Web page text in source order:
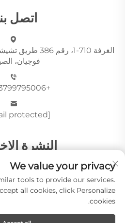
اتصل
الغرفة 710-1،
فوجيان،
+86-13799795006
[email protected]
النشرة
أرسِل
We value your privacy
tools to provide our services.
all cookies, click Personalize
cookies.